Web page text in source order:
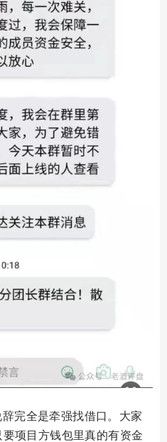
完全是牵强找借口。大家
项目方钱包里真的有资金